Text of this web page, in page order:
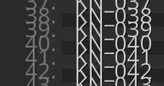
KN_038
KN_039
KN_040
KN_041
KN_042